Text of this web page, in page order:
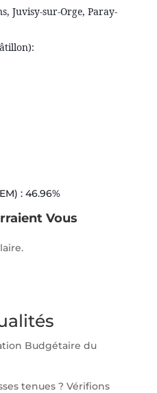
Juvisy-sur-Orge, Paray-
: 46.96%
Vous
Budgétaire du
tenues ? Vérifions